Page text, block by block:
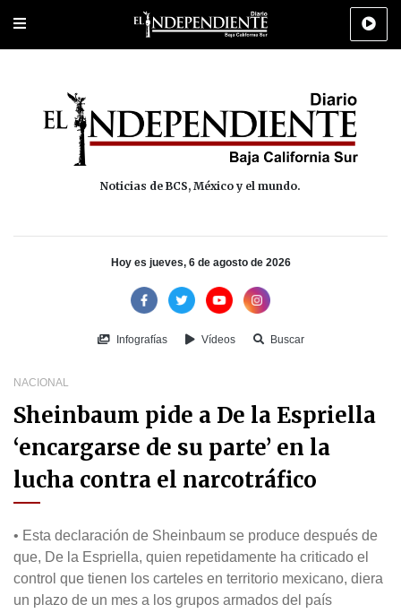
Portada Los Cabos Policiaca Deportes Cultura
Noticias de BCS, México y el mundo.
Hoy es jueves, 6 de agosto de 2026
Infografías Vídeos Buscar
NACIONAL
Sheinbaum pide a De la Espriella
‘encargarse de su parte’ en la
lucha contra el narcotráfico
• Esta declaración de Sheinbaum se produce después de
que, De la Espriella, quien repetidamente ha criticado el
control que tienen los carteles en territorio mexicano, diera
un plazo de un mes a los grupos armados del país